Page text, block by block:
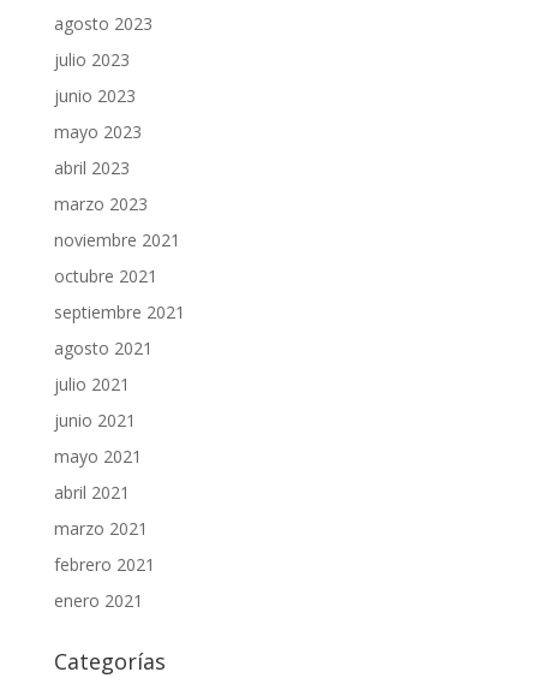
agosto 2023
julio 2023
junio 2023
mayo 2023
abril 2023
marzo 2023
noviembre 2021
octubre 2021
septiembre 2021
agosto 2021
julio 2021
junio 2021
mayo 2021
abril 2021
marzo 2021
febrero 2021
enero 2021
Categorías